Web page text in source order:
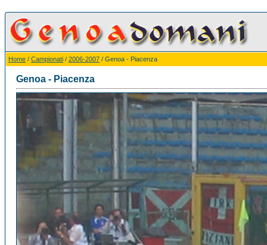
Home / Campionati / 2006-2007 / Genoa - Piacenza
Genoa - Piacenza